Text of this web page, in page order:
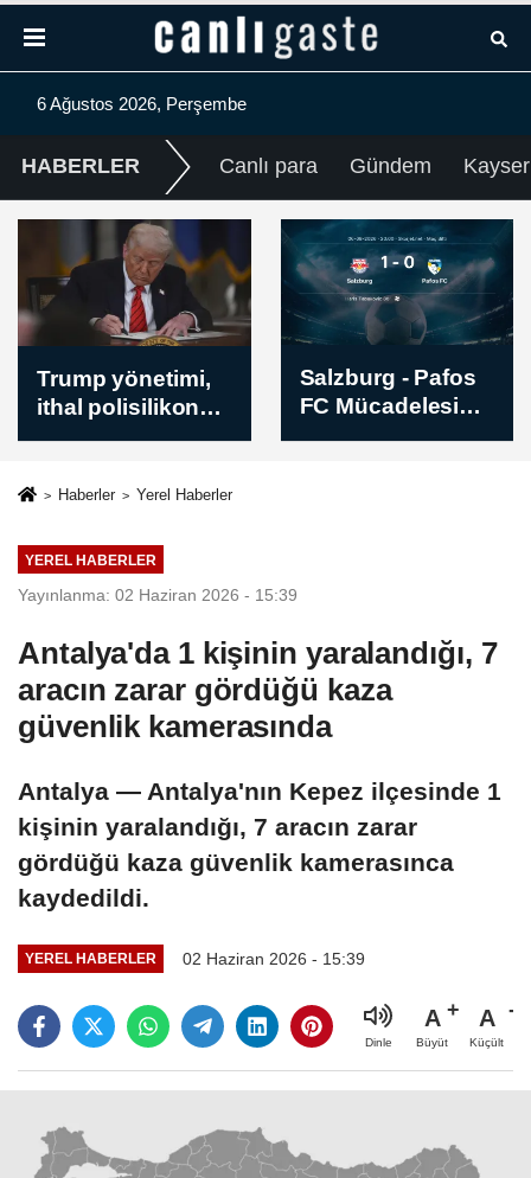
6 Ağustos 2026, Perşembe
HABERLER Canlı para Gündem
Salzburg - Pafos
FC Mücadelesi
Sona Erdi - Skor:
Suça sürüklenen
çocuklara ilişkin
düzenlemeleri
Haberler Yerel Haberler
YEREL HABERLER
Yayınlanma: 02 Haziran 2026 - 15:39
Antalya'da 1 kişinin yaralandığı, 7
aracın zarar gördüğü kaza
güvenlik kamerasında
Antalya — Antalya'nın Kepez ilçesinde 1
kişinin yaralandığı, 7 aracın zarar
gördüğü kaza güvenlik kamerasınca
kaydedildi.
YEREL HABERLER 02 Haziran 2026 - 15:39
Dinle
A
Büyüt
A
Küçült